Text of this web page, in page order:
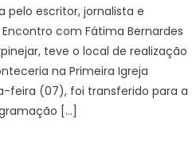
pelo escritor, jornalista e
com Fátima Bernardes
teve o local de realização
na Primeira Igreja
feira (07), foi transferido para a
[…]